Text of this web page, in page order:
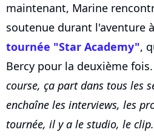
maintenant, Marine
soutenue durant l'aventure
tournée "Star Academy",
Bercy pour la deuxième
course, ça part dans tous les
enchaîne les interviews, les
tournée, il y a le studio, le